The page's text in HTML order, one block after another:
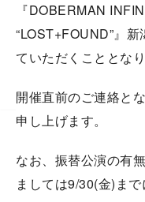
『DOBERMAN
“LOST+FOUND”』
ていただくこととなり
開催直前のご連絡と
申し上げます。
なお、振替公演の有
ましては9/30(金)まで